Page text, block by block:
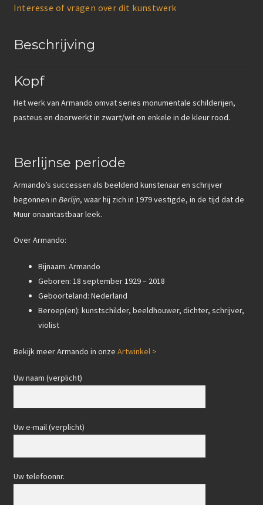
Interesse of vragen over dit kunstwerk
Beschrijving
Kopf
Het werk van Armando omvat series monumentale schilderijen,
pasteus en doorwerkt in zwart/wit en enkele in de kleur rood.
Berlijnse periode
Armando’s successen als beeldend kunstenaar en schrijver
begonnen in Berlijn, waar hij zich in 1979 vestigde, in de tijd dat de
Muur onaantastbaar leek.
Over Armando:
Bijnaam: Armando
Geboren: 18 september 1929 – 2018
Geboorteland: Nederland
Beroep(en): kunstschilder, beeldhouwer, dichter, schrijver,
violist
Bekijk meer Armando in onze Artwinkel >
Uw naam (verplicht)
Uw e-mail (verplicht)
Uw telefoonnr.